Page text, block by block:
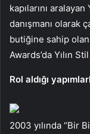
kapılarını
danışmanı olarak
butiğine sahip
Awards’da Yılın
Rol aldığı
2003 yılında “Bir